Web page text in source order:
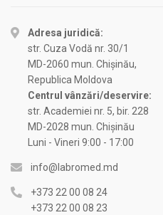
Adresa juridică:
str. Cuza Vodă nr. 30/1
MD-2060 mun. Chișinău,
Republica Moldova
Centrul vânzări/deservire:
str. Academiei nr. 5, bir. 228
MD-2028 mun. Chișinău
Luni - Vineri 9:00 - 17:00
info@labromed.md
+373 22 00 08 24
+373 22 00 08 23